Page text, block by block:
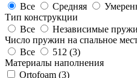
Все
Средняя
Тип конструкции
Все
Независимые
Число пружин на спальное
Все
512 (3)
Материалы наполнения
Ortofoam (3)